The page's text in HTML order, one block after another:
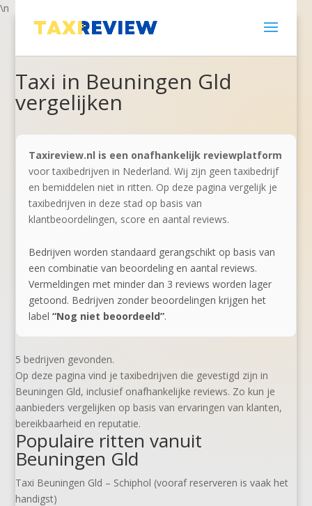
\n
Taxi in Beuningen Gld
vergelijken
Taxireview.nl is een onafhankelijk reviewplatform
voor taxibedrijven in Nederland. Wij zijn geen taxibedrijf
en bemiddelen niet in ritten. Op deze pagina vergelijk je
taxibedrijven in deze stad op basis van
klantbeoordelingen, score en aantal reviews.
Bedrijven worden standaard gerangschikt op basis van
een combinatie van beoordeling en aantal reviews.
Vermeldingen met minder dan 3 reviews worden lager
getoond. Bedrijven zonder beoordelingen krijgen het
label“Nog niet beoordeeld”.
5 bedrijven gevonden.
Op deze pagina vind je taxibedrijven die gevestigd zijn in
Beuningen Gld, inclusief onafhankelijke reviews. Zo kun je
aanbieders vergelijken op basis van ervaringen van klanten,
bereikbaarheid en reputatie.
Populaire ritten vanuit
Beuningen Gld
Taxi Beuningen Gld – Schiphol (vooraf reserveren is vaak het
handigst)